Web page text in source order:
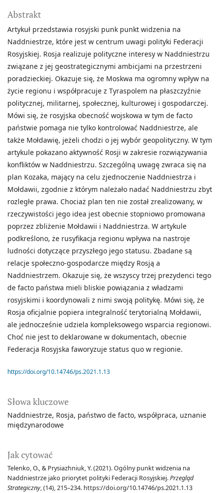
Słowa kluczowe
Naddniestrze Rosja państwo de facto współpraca uznanie
międzynarodowe
Jak cytować
Telenko, O., & Prysiazhniuk, Y. (2021). Ogólny punkt widzenia na
Naddniestrze jako priorytet polityki Federacji Rosyjskiej.Przegląd
Strategiczny, (14), 215–234. https://doi.org/10.14746/ps.2021.1.13
Abstrakt
Artykuł przedstawia rosyjski punk punkt widzenia na
Naddniestrze, które jest w centrum uwagi polityki Federacji
Rosyjskiej. Rosja realizuje polityczne interesy w Naddniestrzu
związane z jej geostrategicznymi ambicjami na przestrzeni
poradzieckiej. Okazuje się, że Moskwa ma ogromny wpływ na
życie regionu i współpracuje z Tyraspolem na płaszczyźnie
politycznej, militarnej, społecznej, kulturowej i gospodarczej.
Mówi się, że rosyjska obecność wojskowa w tym de facto
państwie pomaga nie tylko kontrolować Naddniestrze, ale
także Mołdawię, jeżeli chodzi o jej wybór geopolityczny. W tym
artykule pokazano aktywność Rosji w zakresie rozwiązywania
konfliktów w Naddniestrzu. Szczególną uwagę zwraca się na
plan Kozaka, mający na celu zjednoczenie Naddniestrza i
Mołdawii, zgodnie z którym należało nadać Naddniestrzu zbyt
rozległe prawa. Chociaż plan ten nie został zrealizowany, w
rzeczywistości jego idea jest obecnie stopniowo promowana
poprzez zbliżenie Mołdawii i Naddniestrza. W artykule
podkreślono, że rusyfikacja regionu wpływa na nastroje
ludności dotyczące przyszłego jego statusu. Zbadane są
relacje społeczno-gospodarcze między Rosją a
Naddniestrzem. Okazuje się, że wszyscy trzej prezydenci tego
de facto państwa mieli bliskie powiązania z władzami
rosyjskimi i koordynowali z nimi swoją politykę. Mówi się, że
Rosja oficjalnie popiera integralność terytorialną Mołdawii,
ale jednocześnie udziela kompleksowego wsparcia regionowi.
Choć nie jest to deklarowane w dokumentach, obecnie
Federacja Rosyjska faworyzuje status quo w regionie.
https://doi.org/10.14746/ps.2021.1.13